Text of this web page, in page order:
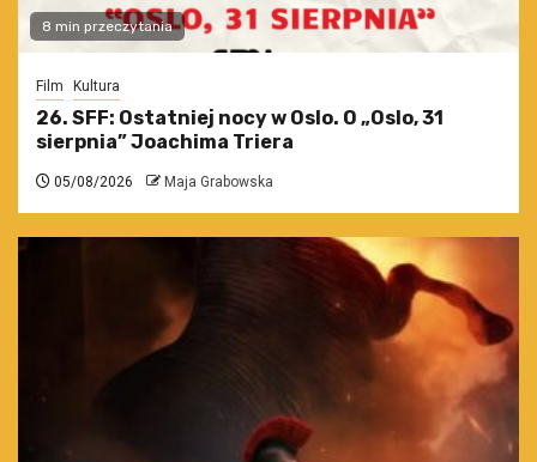
8 min przeczytania
Film Kultura
26. SFF: Ostatniej nocy w Oslo. O „Oslo, 31
sierpnia” Joachima Triera
05/08/2026 Maja Grabowska